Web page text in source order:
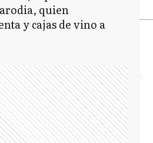
quien
y cajas de vino a